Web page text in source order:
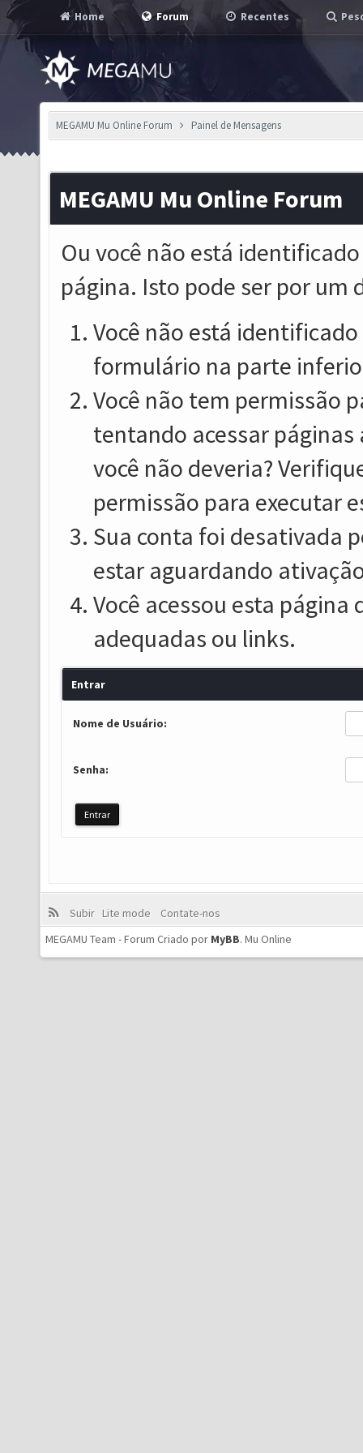
Home Forum Recentes
MEGAMU Mu Online Forum Painel de Mensagens
MEGAMU Mu Online Forum
Ou você não está
página. Isto pode ser por um
Você não está
formulário na parte
Você não tem permissão
tentando acessar
você não deveria?
permissão para executar
Sua conta foi desativada
estar aguardando
Você acessou esta
adequadas ou links.
Entrar
Nome de Usuário:
Senha:
Subir Lite mode
Contate-nos
MEGAMU Team - Forum Criado por MyBB. Mu Online